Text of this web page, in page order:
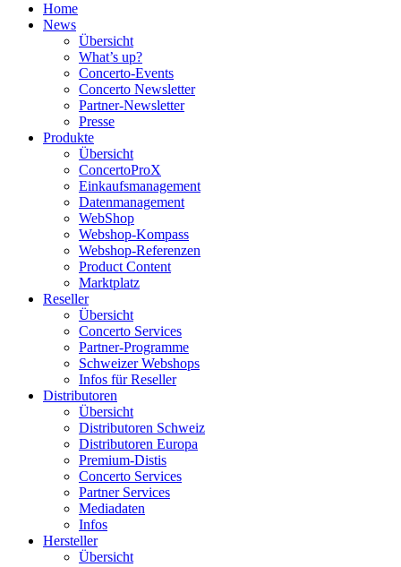
Home
News
Übersicht
What’s up?
Concerto-Events
Concerto Newsletter
Partner-Newsletter
Presse
Produkte
Übersicht
ConcertoProX
Einkaufsmanagement
Datenmanagement
WebShop
Webshop-Kompass
Webshop-Referenzen
Product Content
Marktplatz
Reseller
Übersicht
Concerto Services
Partner-Programme
Schweizer Webshops
Infos für Reseller
Distributoren
Übersicht
Distributoren Schweiz
Distributoren Europa
Premium-Distis
Concerto Services
Partner Services
Mediadaten
Infos
Hersteller
Übersicht